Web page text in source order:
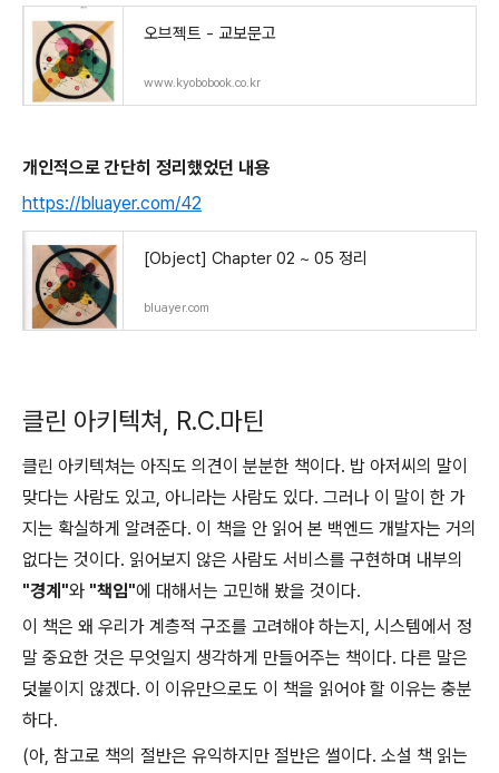
오브젝트 - 교보문고
www.kyobobook.co.kr
개인적으로 간단히 정리했었던 내용
https://bluayer.com/42
[Object] Chapter 02 ~ 05 정리
bluayer.com
클린 아키텍쳐, R.C.마틴
클린 아키텍쳐는 아직도 의견이 분분한 책이다. 밥 아저씨의 말이
맞다는 사람도 있고, 아니라는 사람도 있다. 그러나 이 말이 한 가
지는 확실하게 알려준다. 이 책을 안 읽어 본 백엔드 개발자는 거의
없다는 것이다. 읽어보지 않은 사람도 서비스를 구현하며 내부의
"경계"와 "책임"에 대해서는 고민해 봤을 것이다.
이 책은 왜 우리가 계층적 구조를 고려해야 하는지, 시스템에서 정
말 중요한 것은 무엇일지 생각하게 만들어주는 책이다. 다른 말은
덧붙이지 않겠다. 이 이유만으로도 이 책을 읽어야 할 이유는 충분
하다.
(아, 참고로 책의 절반은 유익하지만 절반은 썰이다. 소설 책 읽는